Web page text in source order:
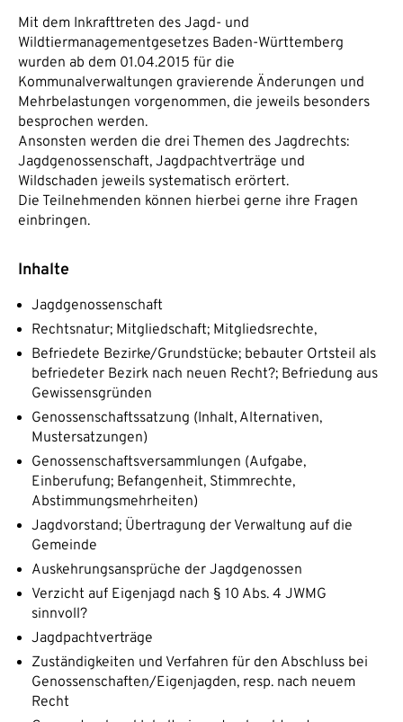
Mit dem Inkrafttreten des Jagd- und
Wildtiermanagementgesetzes Baden-Württemberg
wurden ab dem 01.04.2015 für die
Kommunalverwaltungen gravierende Änderungen und
Mehrbelastungen vorgenommen, die jeweils besonders
besprochen werden.
Ansonsten werden die drei Themen des Jagdrechts:
Jagdgenossenschaft, Jagdpachtverträge und
Wildschaden jeweils systematisch erörtert.
Die Teilnehmenden können hierbei gerne ihre Fragen
einbringen.
Inhalte
Jagdgenossenschaft
Rechtsnatur; Mitgliedschaft; Mitgliedsrechte,
Befriedete Bezirke/Grundstücke; bebauter Ortsteil als
befriedeter Bezirk nach neuen Recht?; Befriedung aus
Gewissensgründen
Genossenschaftssatzung (Inhalt, Alternativen,
Mustersatzungen)
Genossenschaftsversammlungen (Aufgabe,
Einberufung; Befangenheit, Stimmrechte,
Abstimmungsmehrheiten)
Jagdvorstand; Übertragung der Verwaltung auf die
Gemeinde
Auskehrungsansprüche der Jagdgenossen
Verzicht auf Eigenjagd nach § 10 Abs. 4 JWMG
sinnvoll?
Jagdpachtverträge
Zuständigkeiten und Verfahren für den Abschluss bei
Genossenschaften/Eigenjagden, resp. nach neuem
Recht